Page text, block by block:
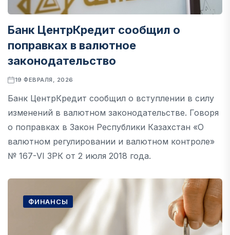
Банк ЦентрКредит сообщил о
поправках в валютное
законодательство
19 ФЕВРАЛЯ, 2026
Банк ЦентрКредит сообщил о вступлении в силу
изменений в валютном законодательстве. Говоря
о поправках в Закон Республики Казахстан «О
валютном регулировании и валютном контроле»
№ 167-VI ЗРК от 2 июля 2018 года.
ФИНАНСЫ